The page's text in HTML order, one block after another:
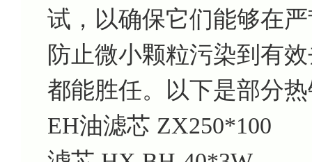
试，以确保它们能够在
防止微小颗粒污染到有
都能胜任。以下是部分
EH油滤芯 ZX250*100